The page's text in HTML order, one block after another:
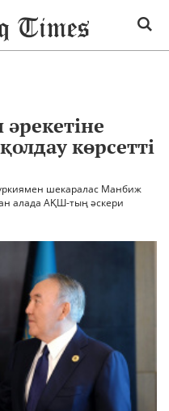
көрсетті
шекаралас Манбиж
алада АҚШ-тың әскери